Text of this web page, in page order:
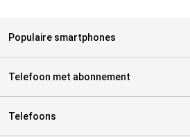
Populaire smartphones
Telefoon met abonnement
Telefoons